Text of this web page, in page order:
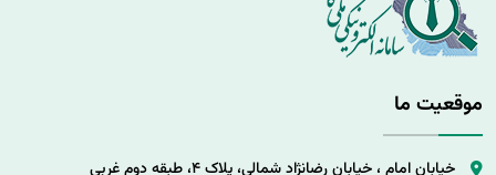
موقعیت ما
خیابان امام ، خیابان رضانژاد شمالی، پلاک 4، طبقه دوم غربی